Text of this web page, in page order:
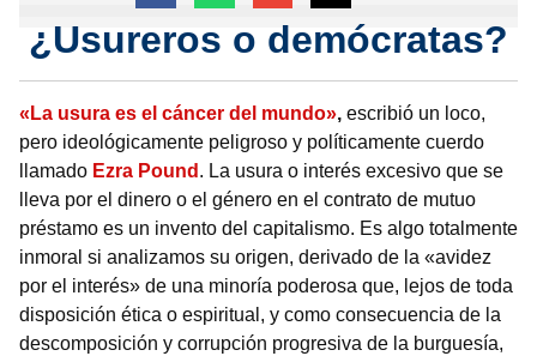
¿Usureros o demócratas?
«La usura es el cáncer del mundo», escribió un loco,
pero ideológicamente peligroso y políticamente cuerdo
llamado Ezra Pound . La usura o interés excesivo que se
lleva por el dinero o el género en el contrato de mutuo
préstamo es un invento del capitalismo. Es algo totalmente
inmoral si analizamos su origen, derivado de la «avidez
por el interés» de una minoría poderosa que, lejos de toda
disposición ética o espiritual, y como consecuencia de la
descomposición y corrupción progresiva de la burguesía,